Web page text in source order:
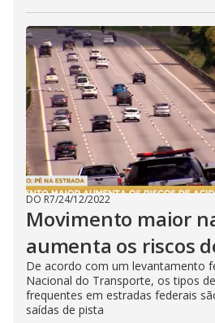
DO R7/24/12/2022
Movimento maior
aumenta os riscos
De acordo com um levantamento
Nacional do Transporte, os tipos
frequentes em estradas federais
saídas de pista